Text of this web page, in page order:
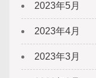
2023年5月
2023年4月
2023年3月